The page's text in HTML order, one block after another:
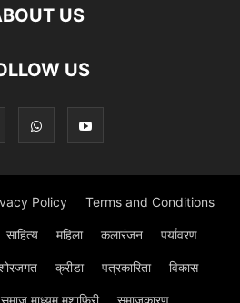
US
US
Policy Terms and Conditions
साहित्य महिला कलारंजन पर्यावरण
क्रीडा पत्रकारिता विकास
समाज माध्यम मुशाफिरी समाजकारण